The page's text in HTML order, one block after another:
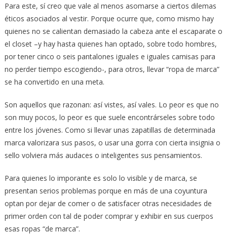
Para este, sí creo que vale al menos asomarse a ciertos dilemas
éticos asociados al vestir. Porque ocurre que, como mismo hay
quienes no se calientan demasiado la cabeza ante el escaparate o
el closet –y hay hasta quienes han optado, sobre todo hombres,
por tener cinco o seis pantalones iguales e iguales camisas para
no perder tiempo escogiendo-, para otros, llevar “ropa de marca”
se ha convertido en una meta.
Son aquellos que razonan: así vistes, así vales. Lo peor es que no
son muy pocos, lo peor es que suele encontrárseles sobre todo
entre los jóvenes. Como si llevar unas zapatillas de determinada
marca valorizara sus pasos, o usar una gorra con cierta insignia o
sello volviera más audaces o inteligentes sus pensamientos.
Para quienes lo imporante es solo lo visible y de marca, se
presentan serios problemas porque en más de una coyuntura
optan por dejar de comer o de satisfacer otras necesidades de
primer orden con tal de poder comprar y exhibir en sus cuerpos
esas ropas “de marca”.